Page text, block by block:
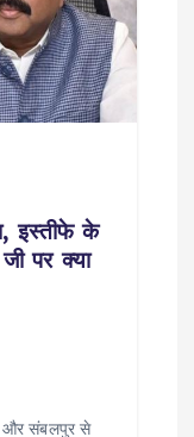
इस्तीफे के
पर क्या
और संबलपुर से